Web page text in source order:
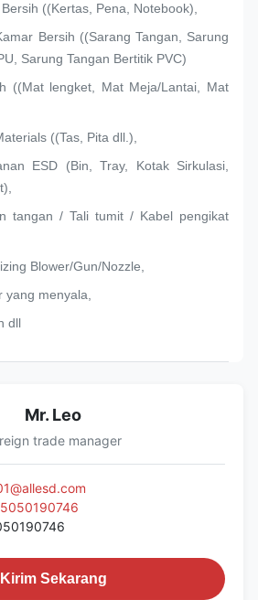
((Kertas, Pena, Notebook),
Bersih ((Sarang Tangan, Sarung
Sarung Tangan Bertitik PVC)
((Mat lengket, Mat Meja/Lantai, Mat
((Tas, Pita dll.),
ESD (Bin, Tray, Kotak Sirkulasi,
tangan / Tali tumit / Kabel pengikat
Blower/Gun/Nozzle,
menyala,
dll
Mr. Leo
trade manager
Kirim Sekarang